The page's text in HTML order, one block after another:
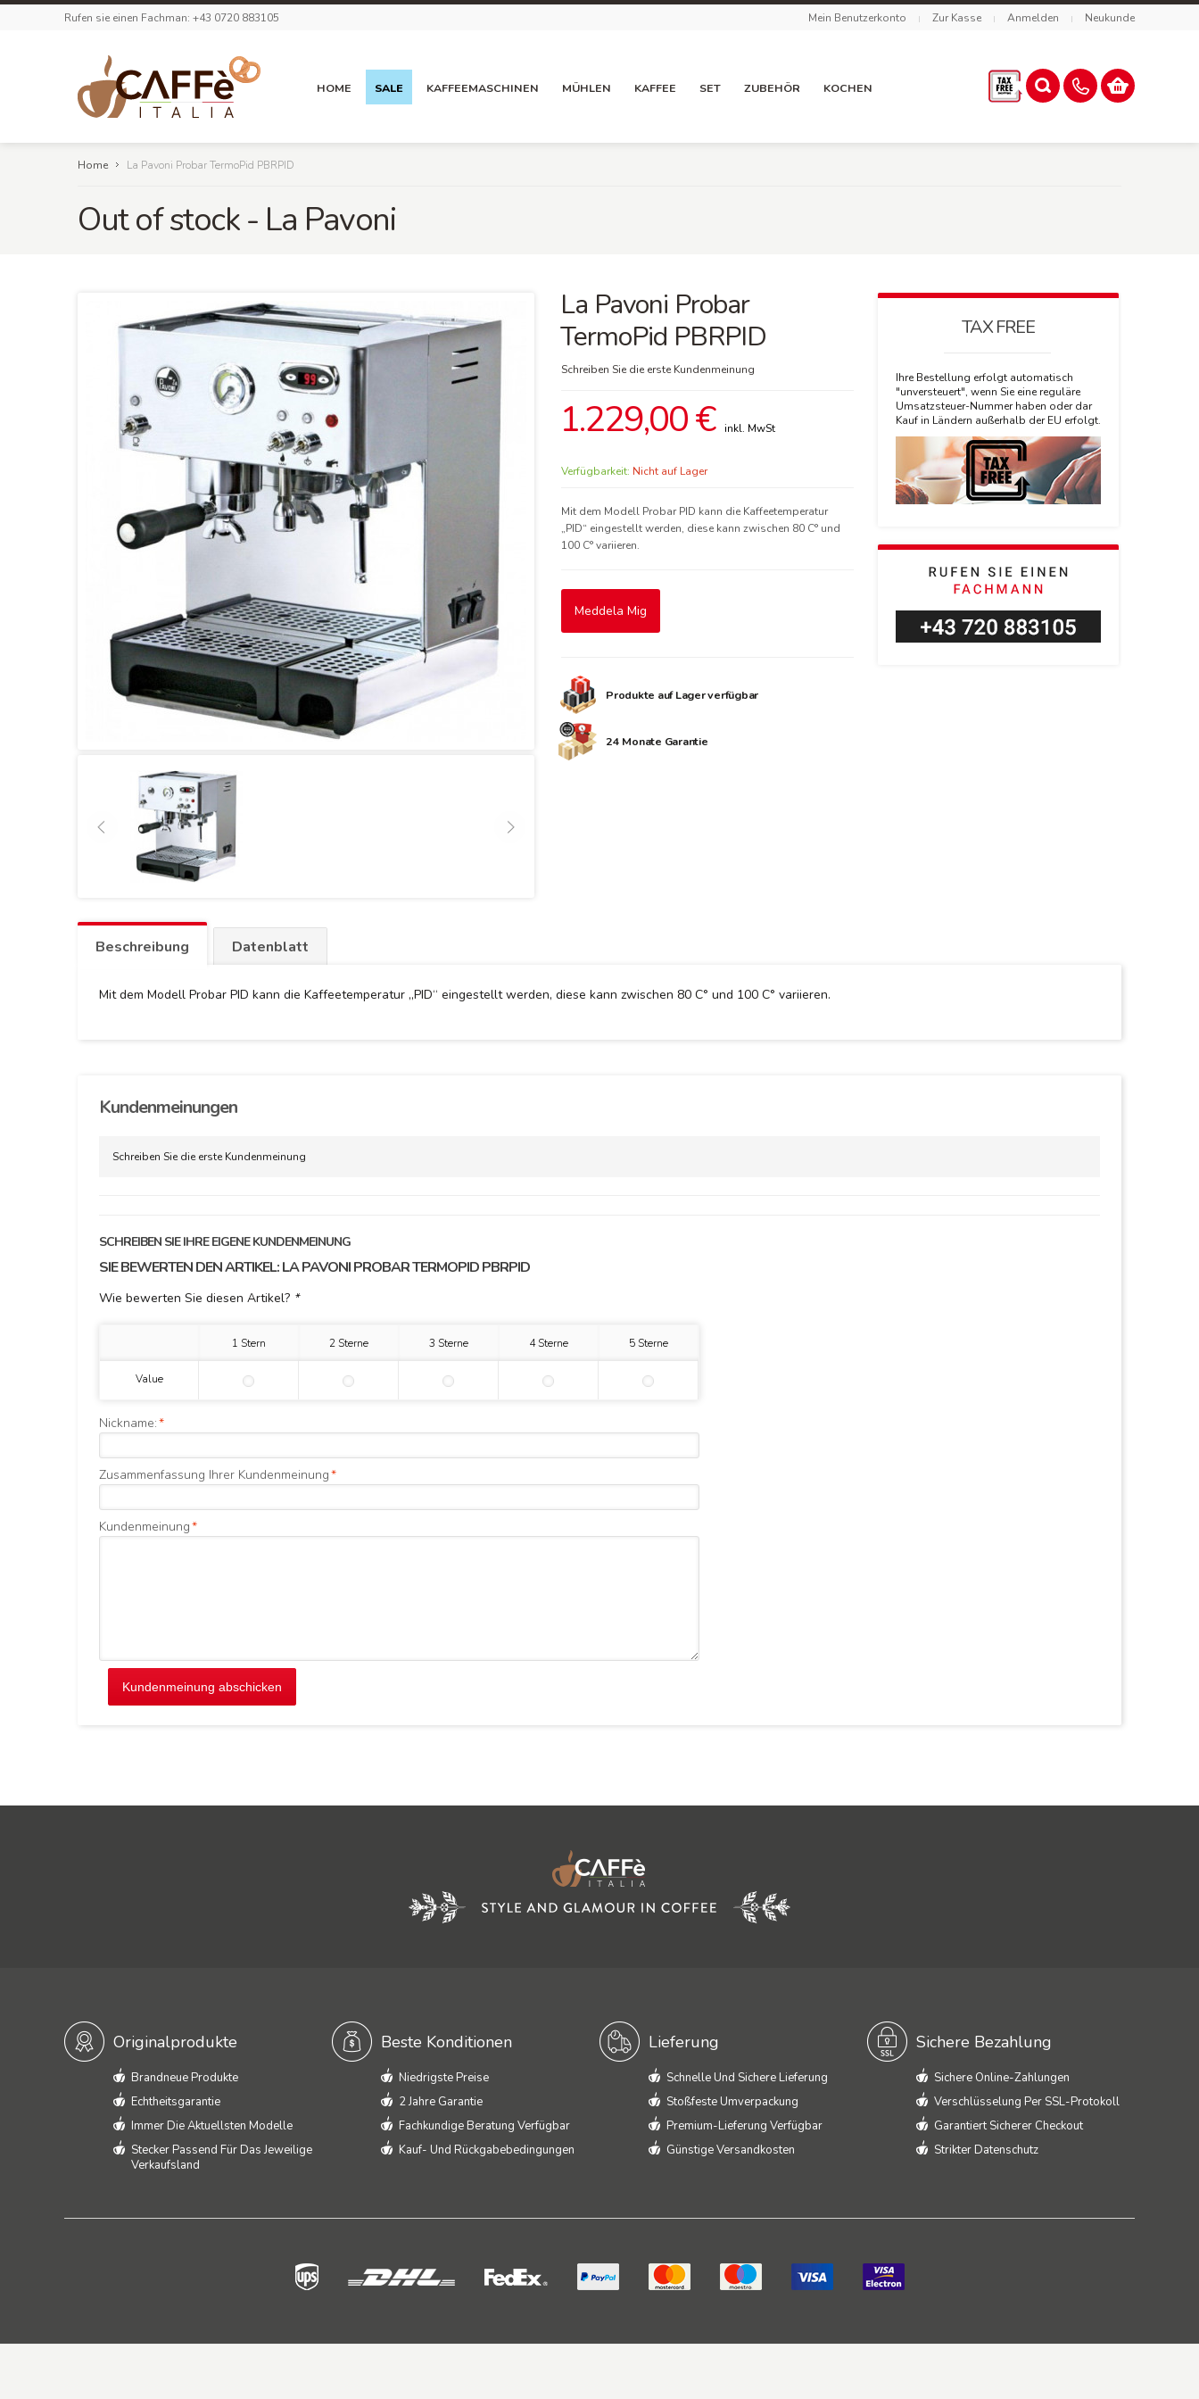
Rufen sie einen Fachman: +43 0720 883105 Mein Benutzerkonto Zur Kasse Anmelden Neukunde
HOME SALE KAFFEEMASCHINEN MÜHLEN KAFFEE SET ZUBEHÖR KOCHEN
Home La Pavoni Probar TermoPid PBRPID
Out of stock - La Pavoni
TAX FREE
Ihre Bestellung erfolgt automatisch
"unversteuert", wenn Sie eine reguläre
Umsatzsteuer-Nummer haben oder dar
Kauf in Ländern außerhalb der EU erfolgt.
La Pavoni Probar
TermoPid PBRPID
Schreiben Sie die erste Kundenmeinung
1.229,00 €
Verfügbarkeit: Nicht auf Lager
Mit dem Modell Probar PID kann die Kaffeetemperatur
„PID“ eingestellt werden, diese kann zwischen 80 C° und
100 C° variieren.
Meddela Mig
Produkte auf Lager verfügbar
24 Monate Garantie
Beschreibung Datenblatt
Mit dem Modell Probar PID kann die Kaffeetemperatur „PID“ eingestellt werden, diese kann zwischen 80 C° und 100 C° variieren.
Kundenmeinungen
Schreiben Sie die erste Kundenmeinung
SCHREIBEN SIE IHRE EIGENE KUNDENMEINUNG
SIE BEWERTEN DEN ARTIKEL:LA PAVONI PROBAR TERMOPID PBRPID
Wie bewerten Sie diesen Artikel? *
1 Stern 2 Sterne 3 Sterne 4 Sterne 5 Sterne
Value
*
Nickname:
*
Zusammenfassung Ihrer Kundenmeinung
*
Kundenmeinung
Kundenmeinung abschicken
Originalprodukte
Brandneue Produkte
Echtheitsgarantie
Immer Die Aktuellsten Modelle
Stecker Passend Für Das Jeweilige
Verkaufsland
Beste Konditionen
Niedrigste Preise
2 Jahre Garantie
Fachkundige Beratung Verfügbar
Kauf- Und Rückgabebedingungen
Lieferung
Schnelle Und Sichere Lieferung
Stoßfeste Umverpackung
Premium-Lieferung Verfügbar
Günstige Versandkosten
Sichere Bezahlung
Sichere Online-Zahlungen
Verschlüsselung Per SSL-Protokoll
Garantiert Sicherer Checkout
Strikter Datenschutz